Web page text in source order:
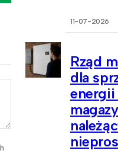
11-07-2026
Rząd
dla
energii